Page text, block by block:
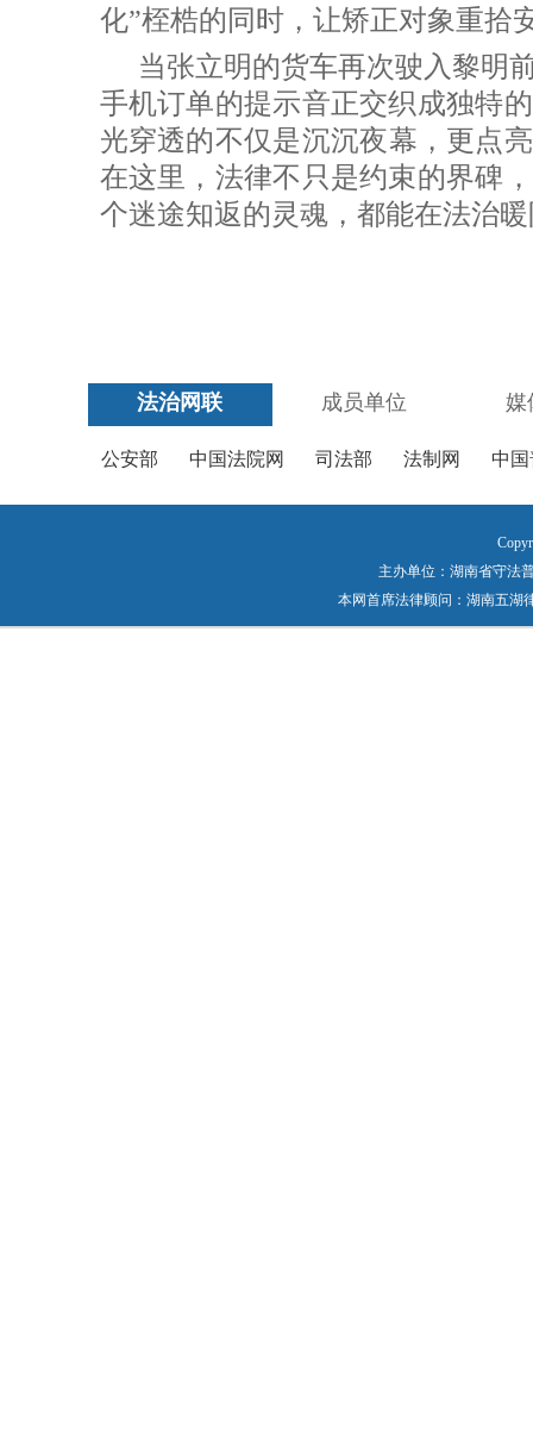
化”桎梏的同时，让矫正对象重拾
当张立明的货车再次驶入黎明
手机订单的提示音正交织成独特
光穿透的不仅是沉沉夜幕，更点
在这里，法律不只是约束的界碑
个迷途知返的灵魂，都能在法治
法治网联 成员单位 媒
公安部 中国法院网 司法部 法制网 中
主办单位：湖南省守法
本网首席法律顾问：湖南五湖